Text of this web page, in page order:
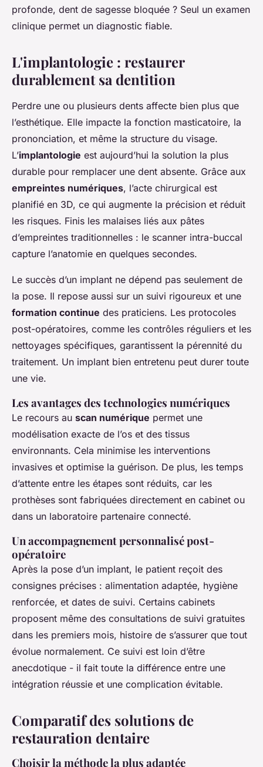
profonde, dent de sagesse bloquée ? Seul un examen
clinique permet un diagnostic fiable.
L'implantologie : restaurer
durablement sa dentition
Perdre une ou plusieurs dents affecte bien plus que
l’esthétique. Elle impacte la fonction masticatoire, la
prononciation, et même la structure du visage.
L’implantologie est aujourd’hui la solution la plus
durable pour remplacer une dent absente. Grâce aux
empreintes numériques, l’acte chirurgical est
planifié en 3D, ce qui augmente la précision et réduit
les risques. Finis les malaises liés aux pâtes
d’empreintes traditionnelles : le scanner intra-buccal
capture l’anatomie en quelques secondes.
Le succès d’un implant ne dépend pas seulement de
la pose. Il repose aussi sur un suivi rigoureux et une
formation continue des praticiens. Les protocoles
post-opératoires, comme les contrôles réguliers et les
nettoyages spécifiques, garantissent la pérennité du
traitement. Un implant bien entretenu peut durer toute
une vie.
Les avantages des technologies numériques
Le recours au scan numérique permet une
modélisation exacte de l’os et des tissus
environnants. Cela minimise les interventions
invasives et optimise la guérison. De plus, les temps
d’attente entre les étapes sont réduits, car les
prothèses sont fabriquées directement en cabinet ou
dans un laboratoire partenaire connecté.
Un accompagnement personnalisé post-
opératoire
Après la pose d’un implant, le patient reçoit des
consignes précises : alimentation adaptée, hygiène
renforcée, et dates de suivi. Certains cabinets
proposent même des consultations de suivi gratuites
dans les premiers mois, histoire de s’assurer que tout
évolue normalement. Ce suivi est loin d’être
anecdotique - il fait toute la différence entre une
intégration réussie et une complication évitable.
Comparatif des solutions de
restauration dentaire
Choisir la méthode la plus adaptée